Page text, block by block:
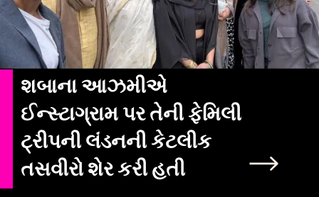
શબાના આઝમીએ
ઈન્સ્ટાગ્રામ પર તેની ફેમિલી
ટ્રીપની લંડનની કેટલીક